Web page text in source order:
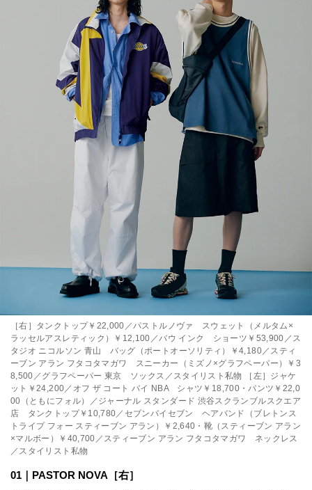
［右］タンクトップ￥22,000／パストルノヴァ スウェット（メルタム×
ラッセルアスレティック）￥12,100／バウ インク ショーツ￥53,900／ス
タジオ ニコルソン 青山 バッグ（ポートオーソリティ）￥4,180／スティ
ーブン アラン フタコタマガワ スニーカー（ミズノ×グラフペーパー）￥3
8,500／グラフペーパー 東京 ソックス／スタイリスト私物 ［左］ジャケ
ット￥24,200／オフ ザ コート バイ NBA シャツ￥18,700・パンツ￥22,0
00（ともにフォル）／ジャーナル スタンダード 渋谷スクランブルスクエア
店 タンクトップ￥10,780／セブンバイセブン ヘアバンド（ブレトンス
トライプ フォー スティーブン アラン）￥2,640・靴（スティーブン アラン
×マルボー）￥40,700／スティーブン アラン フタコタマガワ ネックレス
／スタイリスト私物
01｜PASTOR NOVA ［右］